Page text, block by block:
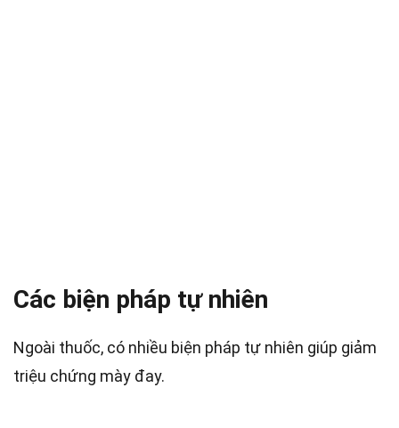
Các biện pháp tự nhiên
Ngoài thuốc, có nhiều biện pháp tự nhiên giúp giảm
triệu chứng mày đay.